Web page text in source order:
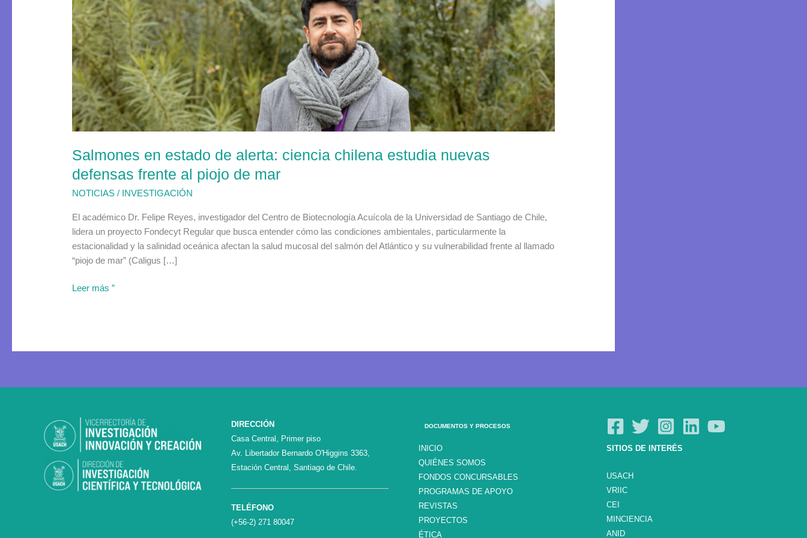
Salmones en estado de alerta: ciencia chilena estudia nuevas
defensas frente al piojo de mar
NOTICIAS / INVESTIGACIÓN
El académico Dr. Felipe Reyes, investigador del Centro de Biotecnología Acuícola de la Universidad de Santiago de Chile,
lidera un proyecto Fondecyt Regular que busca entender cómo las condiciones ambientales, particularmente la
estacionalidad y la salinidad oceánica afectan la salud mucosal del salmón del Atlántico y su vulnerabilidad frente al llamado
“piojo de mar” (Caligus […]
estado
de
alerta:
ciencia
chilena
estudia
nuevas
defensas
frente
piojo
mar
Leer más ”
DIRECCIÓN
Casa Central, Primer piso
Av. Libertador Bernardo O'Higgins 3363,
Estación Central, Santiago de Chile.
TELÉFONO
(+56-2) 271 80047
DOCUMENTOS Y PROCESOS
INICIO
QUIÉNES SOMOS
FONDOS CONCURSABLES
PROGRAMAS DE APOYO
REVISTAS
PROYECTOS
ÉTICA
SITIOS DE INTERÉS
USACH
VRIIC
CEI
MINCIENCIA
ANID